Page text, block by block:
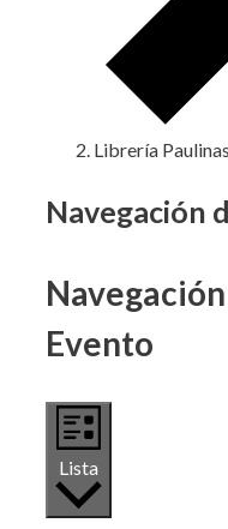
Librería
Eventos
Navegación
Evento
Lista